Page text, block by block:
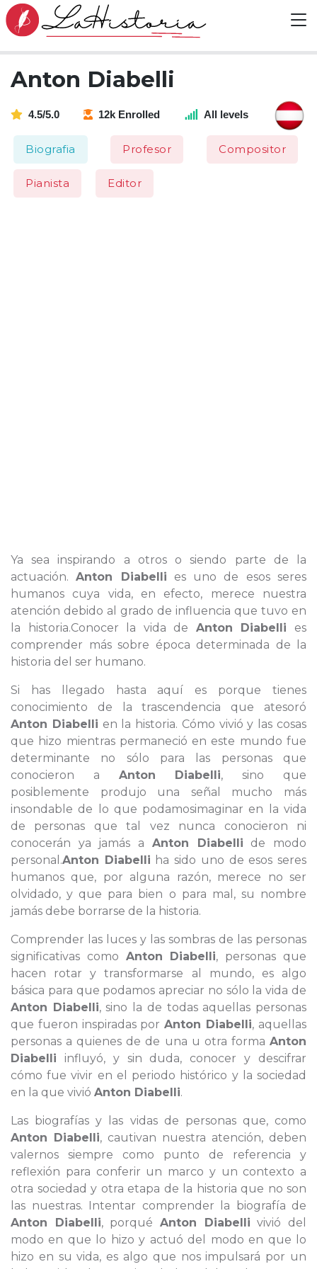
Anton Diabelli
4.5/5.0 12k Enrolled All levels
Biografia Profesor Compositor
Pianista Editor
Ya sea inspirando a otros o siendo parte de la
actuación.Anton Diabelli es uno de esos seres
humanos cuya vida, en efecto, merece nuestra
atención debido al grado de influencia que tuvo en
la historia.Conocer la vida de Anton Diabelli es
comprender más sobre época determinada de la
historia del ser humano.
Si has llegado hasta aquí es porque tienes
conocimiento de la trascendencia que atesoró
Anton Diabelli en la historia. Cómo vivió y las cosas
que hizo mientras permaneció en este mundo fue
determinante no sólo para las personas que
conocieron a Anton Diabelli, sino que
posiblemente produjo una señal mucho más
insondable de lo que podamosimaginar en la vida
de personas que tal vez nunca conocieron ni
conocerán ya jamás a Anton Diabelli de modo
personal.Anton Diabelli ha sido uno de esos seres
humanos que, por alguna razón, merece no ser
olvidado, y que para bien o para mal, su nombre
jamás debe borrarse de la historia.
Comprender las luces y las sombras de las personas
significativas como Anton Diabelli, personas que
hacen rotar y transformarse al mundo, es algo
básica para que podamos apreciar no sólo la vida de
Anton Diabelli, sino la de todas aquellas personas
que fueron inspiradas porAnton Diabelli, aquellas
personas a quienes de de una u otra forma Anton
Diabelli influyó, y sin duda, conocer y descifrar
cómo fue vivir en el periodo histórico y la sociedad
en la que vivió Anton Diabelli.
Las biografías y las vidas de personas que, como
Anton Diabelli, cautivan nuestra atención, deben
valernos siempre como punto de referencia y
reflexión para conferir un marco y un contexto a
otra sociedad y otra etapa de la historia que no son
las nuestras. Intentar comprender la biografía de
Anton Diabelli, porquéAnton Diabelli vivió del
modo en que lo hizo y actuó del modo en que lo
hizo en su vida, es algo que nos impulsará por un